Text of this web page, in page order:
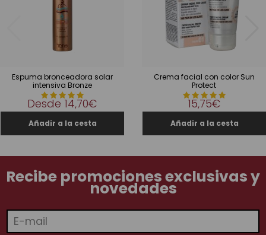
Espuma bronceadora solar
intensiva Bronze
Desde14,70€
Crema facial con color Sun
Protect
15,75€
Recibe promociones exclusivas y
novedades